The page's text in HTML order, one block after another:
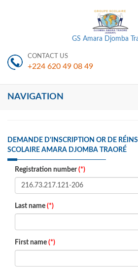
GS Amara Djomba
CONTACT US
+224 620 49 08 49
NAVIGATION
DEMANDE D'INSCRIPTION OR DE
SCOLAIRE AMARA DJOMBA TRAORÉ
Registration number(*)
Last name (*)
First name (*)